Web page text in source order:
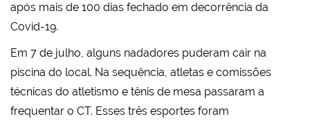
após mais de 100 dias fechado em decorrência da
Covid-19.
Em 7 de julho, alguns nadadores puderam cair na
piscina do local. Na sequência, atletas e comissões
técnicas do atletismo e tênis de mesa passaram a
frequentar o CT. Esses três esportes foram